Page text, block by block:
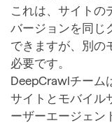
これは、サイトの
バージョンを同じ
できますが、別の
必要です。
DeepCrawlチーム
サイトとモバイル
ーザーエージェン